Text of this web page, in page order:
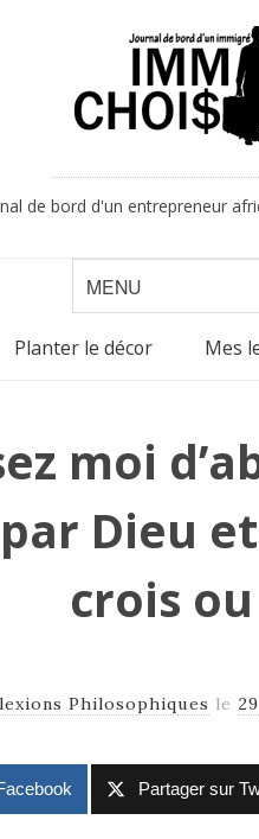
de bord d'un entrepreneur
Planter le décor Mes
moi
Dieu
crois
Philosophiques le
Partager sur